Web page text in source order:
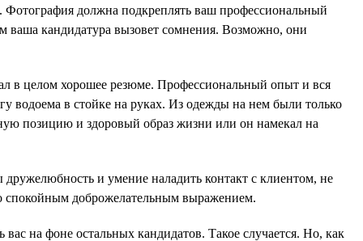
должна подкреплять ваш профессиональный
ваша кандидатура вызовет сомнения. Возможно, они
в целом хорошее резюме. Профессиональный опыт и вся
водоема в стойке на руках. Из одежды на нем были только
позицию и здоровый образ жизни или он намекал на
и умение наладить контакт с клиентом, не
доброжелательным выражением.
на фоне остальных кандидатов. Такое случается. Но, как